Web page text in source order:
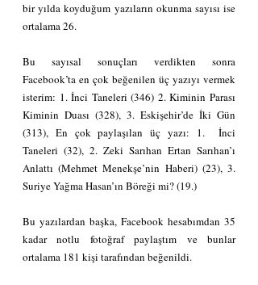
bir yılda koyduğum yazıların okunma sayısı ise
ortalama 26.
Bu sayısal sonuçları verdikten sonra
Facebook’ta en çok beğenilen üç yazıyı vermek
isterim: 1. İnci Taneleri (346) 2. Kiminin Parası
Kiminin Duası (328), 3. Eskişehir’de İki Gün
(313), En çok paylaşılan üç yazı: 1.  İnci
Taneleri (32), 2. Zeki Sarıhan Ertan Sarıhan’ı
Anlattı (Mehmet Menekşe’nin Haberi) (23), 3.
Suriye Yağma Hasan’ın Böreği mi? (19.)
Bu yazılardan başka, Facebook hesabımdan 35
kadar notlu fotoğraf paylaştım ve bunlar
ortalama 181 kişi tarafından beğenildi.